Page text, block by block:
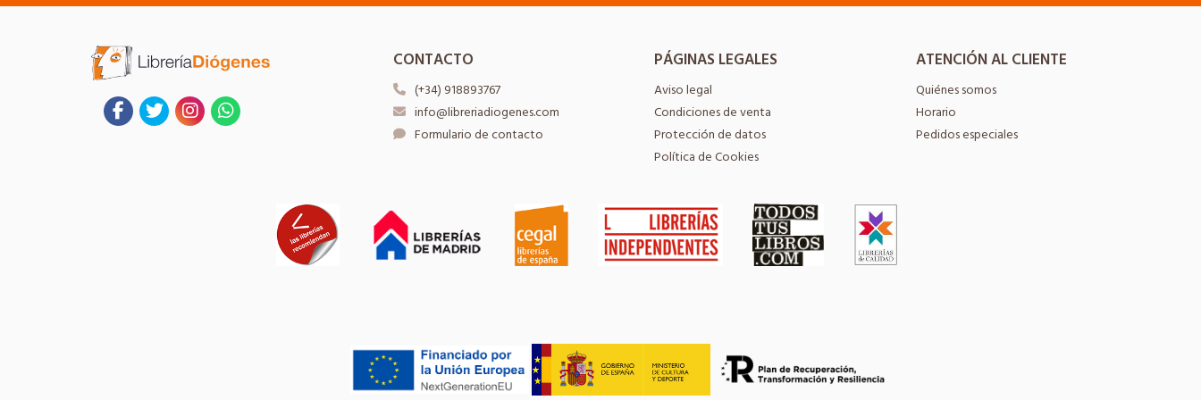
CONTACTO
(+34) 918893767
info@libreriadiogenes.com
Formulario de contacto
PÁGINAS LEGALES
Aviso legal
Condiciones de venta
Protección de datos
Política de Cookies
ATENCIÓN AL CLIENTE
Quiénes somos
Horario
Pedidos especiales